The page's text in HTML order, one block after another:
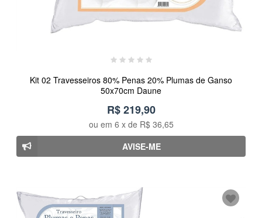
Kit 02 Travesseiros 80% Penas 20% Plumas de Ganso
50x70cm Daune
R$ 219,90
ou em 6 x de R$ 36,65
AVISE-ME